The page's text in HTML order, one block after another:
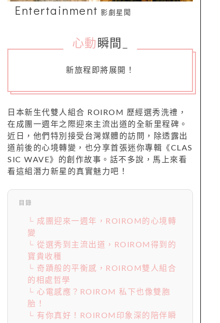
Entertainment 影劇星聞
心動 瞬間
新旅程即將展開！
日本新生代雙人組合 ROIROM 歷經選秀洗禮，
在成團一週年之際迎來主流出道的全新里程碑。
近日，他們特別接受台灣媒體的訪問，除透露出
道前後的心境轉變，也分享首張迷你專輯《CLAS
SIC WAVE》的創作故事。話不多說，馬上來看
看這組潛力新星的真實魅力吧！
目錄
└ 成團迎來一週年，ROIROM的心境轉
變
└ 從選秀到主流出道，ROIROM得到的
寶貴收穫
└ 奇蹟般的平衡感，ROIROM雙人組合
的相處哲學
└ 心電感應？ROIROM 私下也像雙胞
胎！
└ 有你真好！ROIROM印象深的陪伴瞬